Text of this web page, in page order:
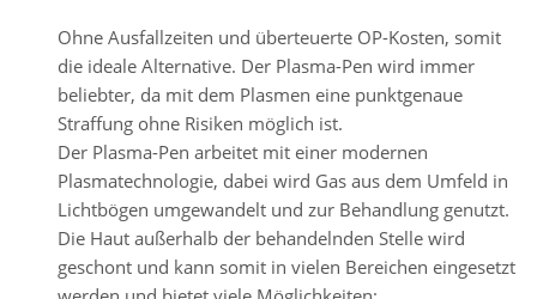
Ohne Ausfallzeiten und überteuerte OP-Kosten, somit
die ideale Alternative. Der Plasma-Pen wird immer
beliebter, da mit dem Plasmen eine punktgenaue
Straffung ohne Risiken möglich ist.
Der Plasma-Pen arbeitet mit einer modernen
Plasmatechnologie, dabei wird Gas aus dem Umfeld in
Lichtbögen umgewandelt und zur Behandlung genutzt.
Die Haut außerhalb der behandelnden Stelle wird
geschont und kann somit in vielen Bereichen eingesetzt